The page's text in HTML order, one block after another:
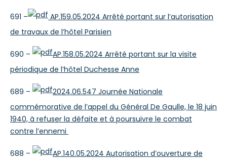
691 –
AP.159.05.2024 Arrêté portant sur l’autorisation
de travaux de l’hôtel Parisien
690 –
AP.158.05.2024 Arrêté portant sur la visite
périodique de l’hôtel Duchesse Anne
689 –
2024.06.547 Journée Nationale
commémorative de l’appel du Général De Gaulle, le 18 juin
1940, à refuser la défaite et à poursuivre le combat
contre l’ennemi
688 –
AP.140.05.2024 Autorisation d’ouverture de